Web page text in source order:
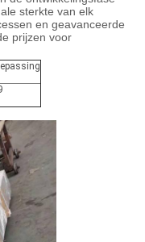
sterkte van elk
en geavanceerde
prijzen voor